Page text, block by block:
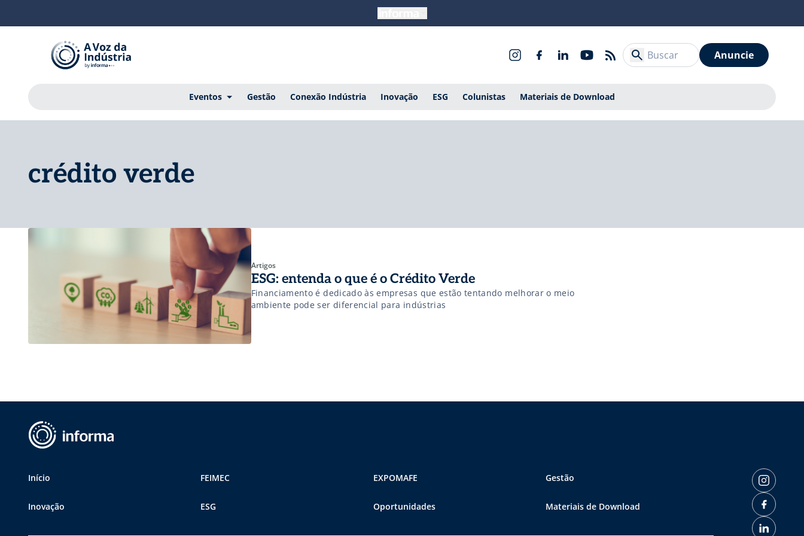
Anuncie
Eventos Gestão Conexão Indústria Inovação ESG Colunistas Materiais de Download
crédito verde
Artigos
ESG: entenda o que é o Crédito Verde
Financiamento é dedicado às empresas que estão tentando melhorar o meio
ambiente pode ser diferencial para indústrias
Início FEIMEC EXPOMAFE Gestão
Inovação ESG Oportunidades Materiais de Download